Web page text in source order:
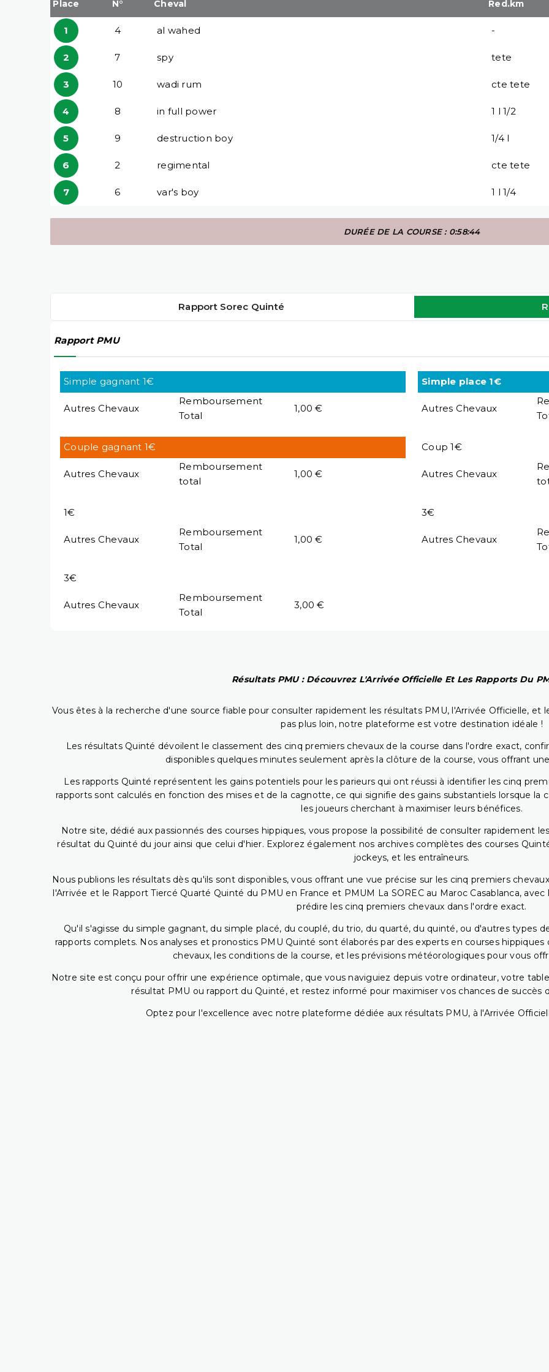
Place N° Cheval Red.km
1 4 al wahed -
2 7 spy tete
3 10 wadi rum cte tete
4 8 in full power 1 l 1/2
5 9 destruction boy 1/4 l
6 2 regimental cte tete
7 6 var's boy 1 l 1/4
DURÉE DE LA COURSE : 0:58:44
Rapport Sorec Quinté
Rapport PMU
Simple gagnant 1€
Autres Chevaux
Remboursement
Total
1,00 €
Simple place 1€
Autres Chevaux
Couple gagnant 1€
Autres Chevaux
Remboursement
total
1,00 €
Coup 1€
Autres Chevaux
1€
Autres Chevaux
Remboursement
Total
1,00 €
3€
Autres Chevaux
3€
Autres Chevaux
Remboursement
Total
3,00 €
Résultats PMU : Découvrez L'Arrivée Officielle Et Les Rapports Du
Vous êtes à la recherche d'une source fiable pour consulter rapidement les résultats PMU, l'Arrivée Officielle, et
pas plus loin, notre plateforme est votre destination idéale !
Les résultats Quinté dévoilent le classement des cinq premiers chevaux de la course dans l'ordre exact,
disponibles quelques minutes seulement après la clôture de la course, vous offrant
Les rapports Quinté représentent les gains potentiels pour les parieurs qui ont réussi à identifier les cinq
rapports sont calculés en fonction des mises et de la cagnotte, ce qui signifie des gains substantiels lorsque
les joueurs cherchant à maximiser leurs bénéfices.
Notre site, dédié aux passionnés des courses hippiques, vous propose la possibilité de consulter rapidement
résultat du Quinté du jour ainsi que celui d'hier. Explorez également nos archives complètes des courses
jockeys, et les entraîneurs.
Nous publions les résultats dès qu'ils sont disponibles, vous offrant une vue précise sur les cinq premiers
l'Arrivée et le Rapport Tiercé Quarté Quinté du PMU en France et PMUM La SOREC au Maroc Casablanca,
prédire les cinq premiers chevaux dans l'ordre exact.
Qu'il s'agisse du simple gagnant, du simple placé, du couplé, du trio, du quarté, du quinté, ou d'autres types
rapports complets. Nos analyses et pronostics PMU Quinté sont élaborés par des experts en courses
chevaux, les conditions de la course, et les prévisions météorologiques pour vous
Notre site est conçu pour offrir une expérience optimale, que vous naviguiez depuis votre ordinateur, votre
résultat PMU ou rapport du Quinté, et restez informé pour maximiser vos chances de succès
Optez pour l'excellence avec notre plateforme dédiée aux résultats PMU, à l'Arrivée